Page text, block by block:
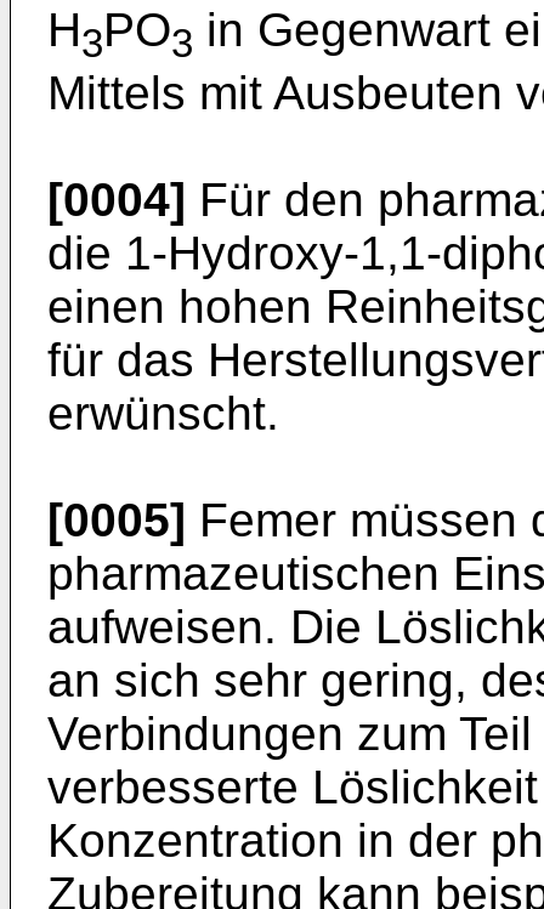
H3PO3 in Gegenwart
Mittels mit Ausbeuten
[0004] Für den
die 1-Hydroxy-1,1-
einen hohen
für das
erwünscht.
[0005] Femer müssen
pharmazeutischen
aufweisen. Die
an sich sehr gering,
Verbindungen zum
verbesserte
Konzentration in der
Zubereitung kann